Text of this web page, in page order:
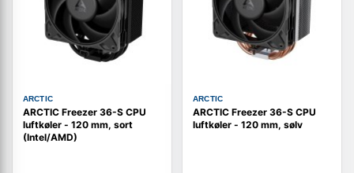
ARCTIC
ARCTIC Freezer 36-S CPU
luftkøler - 120 mm, sort
(Intel/AMD)
ARCTIC
ARCTIC Freezer 36-S CPU
luftkøler - 120 mm, sølv